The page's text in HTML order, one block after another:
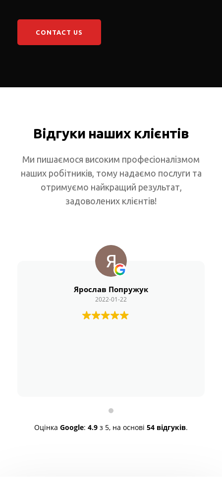
CONTACT US
Відгуки наших клієнтів
Ми пишаємося високим професіоналізмом
наших робітників, тому надаємо послуги та
отримуємо найкращий результат,
задоволених клієнтів!
Ярослав Попружук
2022-01-22
Оцінка Google: 4.9 з 5, на основі 54 відгуків.